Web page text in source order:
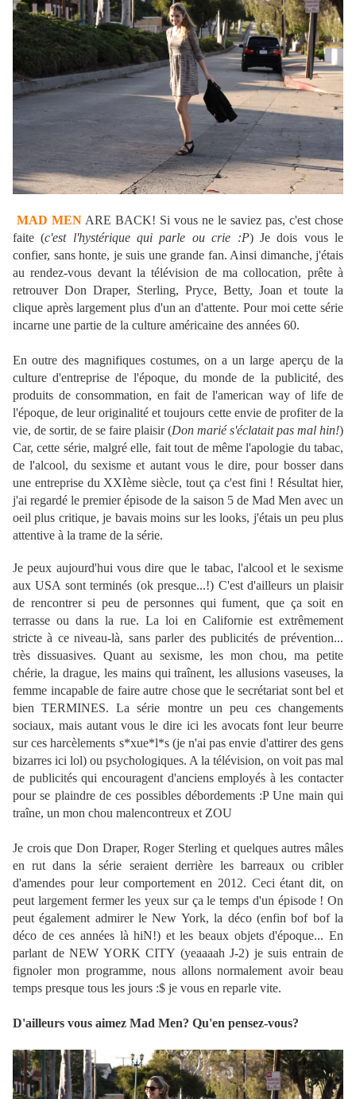
MAD MEN ARE BACK! Si vous ne le saviez pas, c'est chose
faite (c'est l'hystérique qui parle ou crie :P) Je dois vous le
confier, sans honte, je suis une grande fan. Ainsi dimanche, j'étais
au rendez-vous devant la télévision de ma collocation, prête à
retrouver Don Draper, Sterling, Pryce, Betty, Joan et toute la
clique après largement plus d'un an d'attente. Pour moi cette série
incarne une partie de la culture américaine des années 60.
En outre des magnifiques costumes, on a un large aperçu de la
culture d'entreprise de l'époque, du monde de la publicité, des
produits de consommation, en fait de l'american way of life de
l'époque, de leur originalité et toujours cette envie de profiter de la
vie, de sortir, de se faire plaisir (Don marié s'éclatait pas mal hin!)
Car, cette série, malgré elle, fait tout de même l'apologie du tabac,
de l'alcool, du sexisme et autant vous le dire, pour bosser dans
une entreprise du XXIème siècle, tout ça c'est fini ! Résultat hier,
j'ai regardé le premier épisode de la saison 5 de Mad Men avec un
oeil plus critique, je bavais moins sur les looks, j'étais un peu plus
attentive à la trame de la série.
Je peux aujourd'hui vous dire que le tabac, l'alcool et le sexisme
aux USA sont terminés (ok presque...!) C'est d'ailleurs un plaisir
de rencontrer si peu de personnes qui fument, que ça soit en
terrasse ou dans la rue. La loi en Californie est extrêmement
stricte à ce niveau-là, sans parler des publicités de prévention...
très dissuasives. Quant au sexisme, les mon chou, ma petite
chérie, la drague, les mains qui traînent, les allusions vaseuses, la
femme incapable de faire autre chose que le secrétariat sont bel et
bien TERMINES. La série montre un peu ces changements
sociaux, mais autant vous le dire ici les avocats font leur beurre
sur ces harcèlements s*xue*l*s (je n'ai pas envie d'attirer des gens
bizarres ici lol) ou psychologiques. A la télévision, on voit pas mal
de publicités qui encouragent d'anciens employés à les contacter
pour se plaindre de ces possibles débordements :P Une main qui
traîne, un mon chou malencontreux et ZOU
Je crois que Don Draper, Roger Sterling et quelques autres mâles
en rut dans la série seraient derrière les barreaux ou cribler
d'amendes pour leur comportement en 2012. Ceci étant dit, on
peut largement fermer les yeux sur ça le temps d'un épisode ! On
peut également admirer le New York, la déco (enfin bof bof la
déco de ces années là hiN!) et les beaux objets d'époque... En
parlant de NEW YORK CITY (yeaaaah J-2) je suis entrain de
fignoler mon programme, nous allons normalement avoir beau
temps presque tous les jours :$ je vous en reparle vite.
D'ailleurs vous aimez Mad Men? Qu'en pensez-vous?